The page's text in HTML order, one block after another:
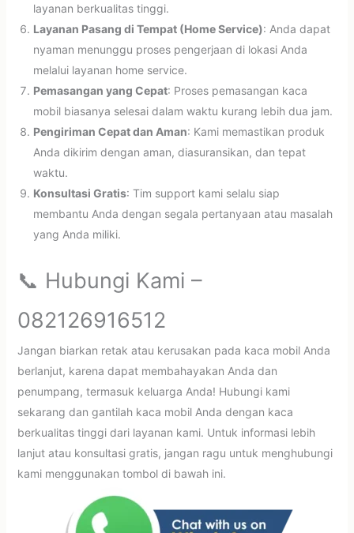
layanan berkualitas tinggi.
Layanan Pasang di Tempat (Home Service): Anda dapat
nyaman menunggu proses pengerjaan di lokasi Anda
melalui layanan home service.
Pemasangan yang Cepat: Proses pemasangan kaca
mobil biasanya selesai dalam waktu kurang lebih dua jam.
Pengiriman Cepat dan Aman: Kami memastikan produk
Anda dikirim dengan aman, diasuransikan, dan tepat
waktu.
Konsultasi Gratis: Tim support kami selalu siap
membantu Anda dengan segala pertanyaan atau masalah
yang Anda miliki.
📞 Hubungi Kami –
082126916512
Jangan biarkan retak atau kerusakan pada kaca mobil Anda
berlanjut, karena dapat membahayakan Anda dan
penumpang, termasuk keluarga Anda! Hubungi kami
sekarang dan gantilah kaca mobil Anda dengan kaca
berkualitas tinggi dari layanan kami. Untuk informasi lebih
lanjut atau konsultasi gratis, jangan ragu untuk menghubungi
kami menggunakan tombol di bawah ini.